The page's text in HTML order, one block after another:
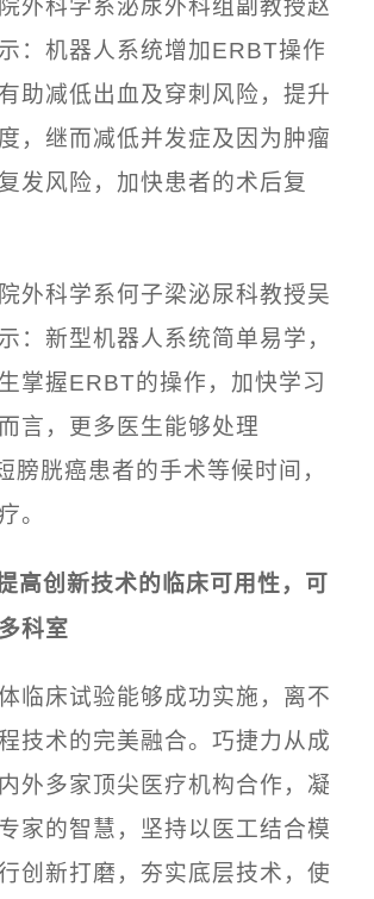
外科学系泌尿外科组副教授赵
：机器人系统增加ERBT操作
助减低出血及穿刺风险，提升
，继而减低并发症及因为肿瘤
发风险，加快患者的术后复
外科学系何子梁泌尿科教授吴
：新型机器人系统简单易学，
掌握ERBT的操作，加快学习
言，更多医生能够处理
膀胱癌患者的手术等候时间，
。
高创新技术的临床可用性，可
科室
临床试验能够成功实施，离不
技术的完美融合。巧捷力从成
外多家顶尖医疗机构合作，凝
家的智慧，坚持以医工结合模
创新打磨，夯实底层技术，使